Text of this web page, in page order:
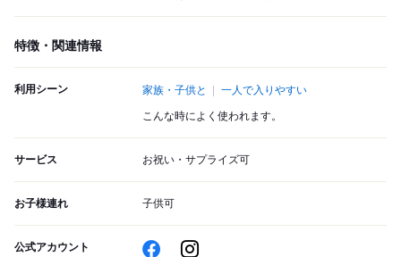
特徴・関連情報
利用シーン 家族・子供と 一人で入りやすい
こんな時によく使われます。
サービス お祝い・サプライズ可
お子様連れ 子供可
公式アカウント